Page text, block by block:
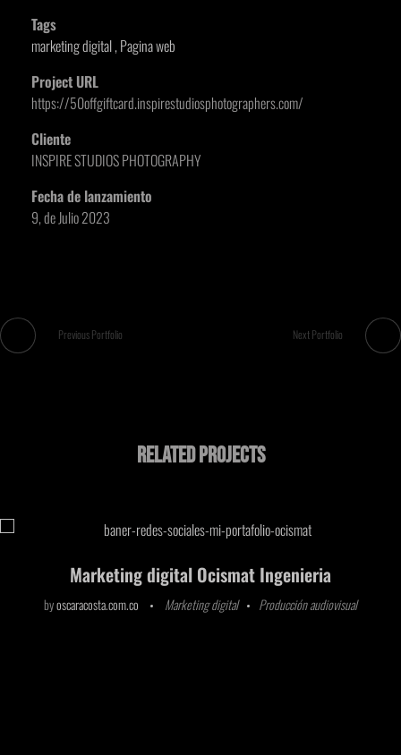
Tags
marketing digital Pagina web
Project URL
https://50offgiftcard.inspirestudiosphotographers.com/
Cliente
INSPIRE STUDIOS PHOTOGRAPHY
Fecha de lanzamiento
9, de Julio 2023
Previous Portfolio Next Portfolio
Related Projects
Marketing digital Ocismat Ingenieria
byoscaracosta.com.co Marketing digital Producción audiovisual